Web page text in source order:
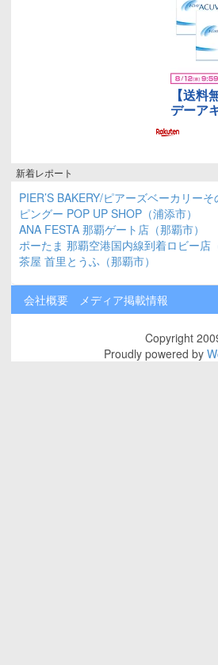
新着レポート
PIER’S BAKERY/ピアーズベーカリーそ
ピングー POP UP SHOP（浦添市）
ANA FESTA 那覇ゲート店（那覇市）
ポーたま 那覇空港国内線到着ロビー店
茶屋 首里とうふ（那覇市）
会社概要 メディア掲載情報
Copyright
Proudly powered by